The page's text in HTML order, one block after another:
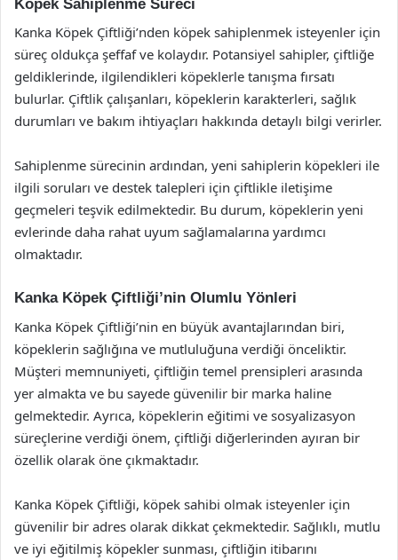
Köpek Sahiplenme Süreci
Kanka Köpek Çiftliği’nden köpek sahiplenmek isteyenler için
süreç oldukça şeffaf ve kolaydır. Potansiyel sahipler, çiftliğe
geldiklerinde, ilgilendikleri köpeklerle tanışma fırsatı
bulurlar. Çiftlik çalışanları, köpeklerin karakterleri, sağlık
durumları ve bakım ihtiyaçları hakkında detaylı bilgi verirler.
Sahiplenme sürecinin ardından, yeni sahiplerin köpekleri ile
ilgili soruları ve destek talepleri için çiftlikle iletişime
geçmeleri teşvik edilmektedir. Bu durum, köpeklerin yeni
evlerinde daha rahat uyum sağlamalarına yardımcı
olmaktadır.
Kanka Köpek Çiftliği’nin Olumlu Yönleri
Kanka Köpek Çiftliği’nin en büyük avantajlarından biri,
köpeklerin sağlığına ve mutluluğuna verdiği önceliktir.
Müşteri memnuniyeti, çiftliğin temel prensipleri arasında
yer almakta ve bu sayede güvenilir bir marka haline
gelmektedir. Ayrıca, köpeklerin eğitimi ve sosyalizasyon
süreçlerine verdiği önem, çiftliği diğerlerinden ayıran bir
özellik olarak öne çıkmaktadır.
Kanka Köpek Çiftliği, köpek sahibi olmak isteyenler için
güvenilir bir adres olarak dikkat çekmektedir. Sağlıklı, mutlu
ve iyi eğitilmiş köpekler sunması, çiftliğin itibarını